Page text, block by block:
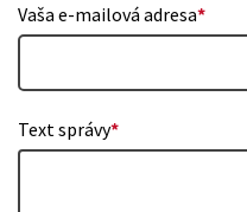
Vaša e-mailová adresa*
Text správy*